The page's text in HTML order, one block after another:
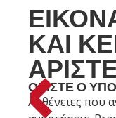
ΚΑΙ
ΟΡΊΣΤΕ Ο
Ασθένειες που